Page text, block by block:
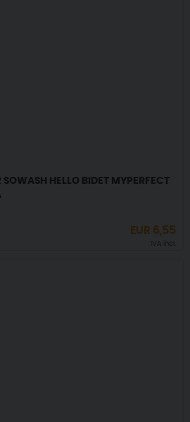
SOWASH HELLO BIDET MYPERFECT
EUR 6,55
IVA incl.